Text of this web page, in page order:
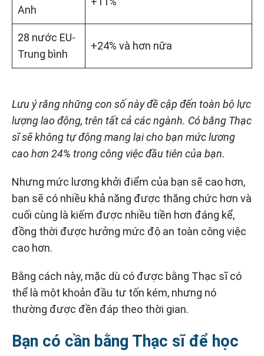
Anh
28 nước EU-
Trung bình
+24% và hơn nữa
Lưu ý rằng những con số này đề cập đến toàn bộ lực
lượng lao động, trên tất cả các ngành. Có bằng Thạc
sĩ sẽ không tự động mang lại cho bạn mức lương
cao hơn 24% trong công việc đầu tiên của bạn.
Nhưng mức lương khởi điểm của bạn sẽ cao hơn,
bạn sẽ có nhiều khả năng được thăng chức hơn và
cuối cùng là kiếm được nhiều tiền hơn đáng kể,
đồng thời được hưởng mức độ an toàn công việc
cao hơn.
Bằng cách này, mặc dù có được bằng Thạc sĩ có
thể là một khoản đầu tư tốn kém, nhưng nó
thường được đền đáp theo thời gian.
Bạn có cần bằng Thạc sĩ để học